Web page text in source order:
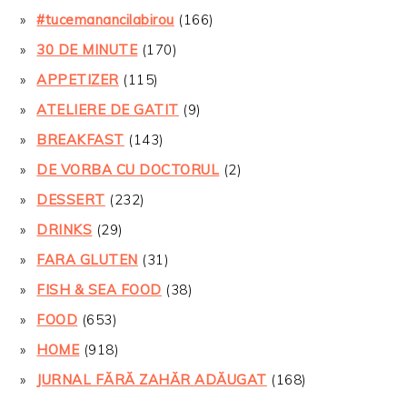
#tucemanancilabirou (166)
30 DE MINUTE(170)
APPETIZER(115)
ATELIERE DE GATIT (9)
BREAKFAST (143)
DE VORBA CU DOCTORUL (2)
DESSERT (232)
DRINKS (29)
FARA GLUTEN (31)
FISH & SEA FOOD (38)
FOOD (653)
HOME(918)
JURNAL FĂRĂ ZAHĂR ADĂUGAT (168)